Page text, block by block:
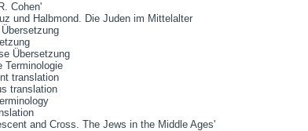
Cohen'
und Halbmond. Die Juden im Mittelalter
Übersetzung
Terminologie
translation
translation
and Cross. The Jews in the Middle Ages'